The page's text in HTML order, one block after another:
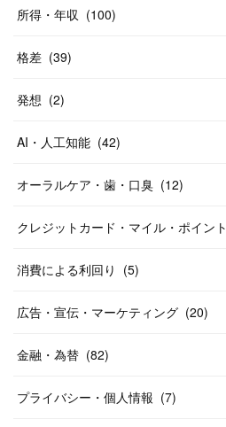
所得・年収 (100)
格差 (39)
発想 (2)
AI・人工知能 (42)
オーラルケア・歯・口臭 (12)
クレジットカード・マイル・ポイント
消費による利回り (5)
広告・宣伝・マーケティング (20)
金融・為替 (82)
プライバシー・個人情報 (7)